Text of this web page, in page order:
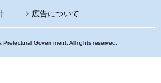
広告について
Government. All rights reserved.